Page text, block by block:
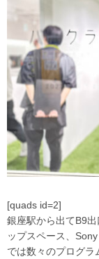
[quads id=2]
銀座駅から出てB9
ップスペース、
では数々のプログ